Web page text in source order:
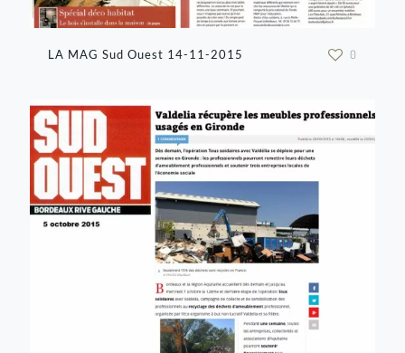
LA MAG Sud Ouest 14-11-2015 0